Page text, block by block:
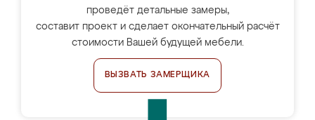
проведёт детальные замеры,
составит проект и сделает окончательный расчёт
стоимости Вашей будущей мебели.
ВЫЗВАТЬ ЗАМЕРЩИКА